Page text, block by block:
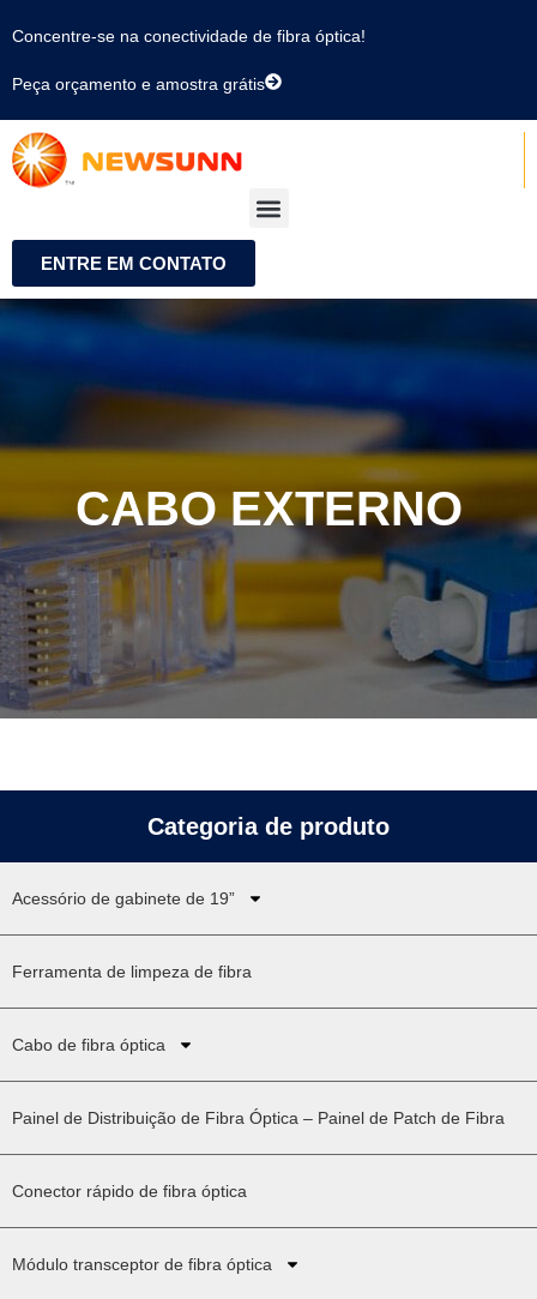
Concentre-se na conectividade de fibra óptica!
Peça orçamento e amostra grátis
ENTRE EM CONTATO
CABO EXTERNO
Categoria de produto
Acessório de gabinete de 19”
Ferramenta de limpeza de fibra
Cabo de fibra óptica
Painel de Distribuição de Fibra Óptica – Painel de Patch de Fibra
Conector rápido de fibra óptica
Módulo transceptor de fibra óptica